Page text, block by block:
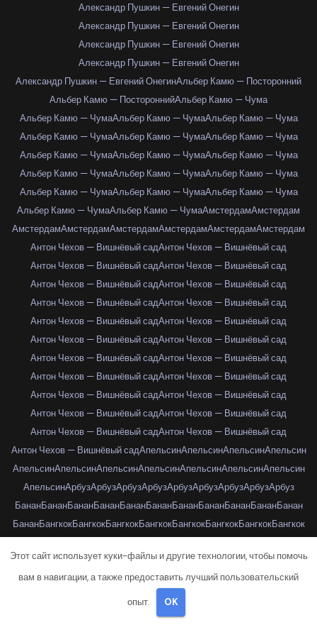
Александр Пушкин — Евгений Онегин
Александр Пушкин — Евгений Онегин
Александр Пушкин — Евгений Онегин
Александр Пушкин — Евгений Онегин
Александр Пушкин — Евгений ОнегинАльбер Камю — Посторонний
Альбер Камю — ПостороннийАльбер Камю — Чума
Альбер Камю — ЧумаАльбер Камю — ЧумаАльбер Камю — Чума
Альбер Камю — ЧумаАльбер Камю — ЧумаАльбер Камю — Чума
Альбер Камю — ЧумаАльбер Камю — ЧумаАльбер Камю — Чума
Альбер Камю — ЧумаАльбер Камю — ЧумаАльбер Камю — Чума
Альбер Камю — ЧумаАльбер Камю — ЧумаАльбер Камю — Чума
Альбер Камю — ЧумаАльбер Камю — ЧумаАмстердамАмстердам
АмстердамАмстердамАмстердамАмстердамАмстердамАмстердам
Антон Чехов — Вишнёвый садАнтон Чехов — Вишнёвый сад
Антон Чехов — Вишнёвый садАнтон Чехов — Вишнёвый сад
Антон Чехов — Вишнёвый садАнтон Чехов — Вишнёвый сад
Антон Чехов — Вишнёвый садАнтон Чехов — Вишнёвый сад
Антон Чехов — Вишнёвый садАнтон Чехов — Вишнёвый сад
Антон Чехов — Вишнёвый садАнтон Чехов — Вишнёвый сад
Антон Чехов — Вишнёвый садАнтон Чехов — Вишнёвый сад
Антон Чехов — Вишнёвый садАнтон Чехов — Вишнёвый сад
Антон Чехов — Вишнёвый садАнтон Чехов — Вишнёвый сад
Антон Чехов — Вишнёвый садАнтон Чехов — Вишнёвый сад
Антон Чехов — Вишнёвый садАнтон Чехов — Вишнёвый сад
Антон Чехов — Вишнёвый садАпельсинАпельсинАпельсинАпельсин
АпельсинАпельсинАпельсинАпельсинАпельсинАпельсинАпельсин
АпельсинАрбузАрбузАрбузАрбузАрбузАрбузАрбузАрбузАрбуз
БананБананБананБананБананБананБананБананБананБананБанан
БананБангкокБангкокБангкокБангкокБангкокБангкокБангкокБангкок
БангкокБангкокБангкок Бангкок БангкокБангкокБангкокБангкок
БангкокБангкокБангкокБерлинБерлинБерлинБерлинБерлинБерлин
Берлин Берлин
Буэнос-АйресБуэнос-Айрес
Этот сайт использует куки-файлы и другие технологии, чтобы помочь
вам в навигации, а также предоставить лучший пользовательский
опыт. OK